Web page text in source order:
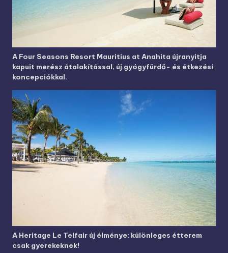
A Four Seasons Resort Mauritius at Anahita újranyitja
kapuit merész átalakítással, új gyógyfürdő- és étkezési
koncepciókkal.
A Heritage Le Telfair új élménye: különleges étterem
csak gyerekeknek!